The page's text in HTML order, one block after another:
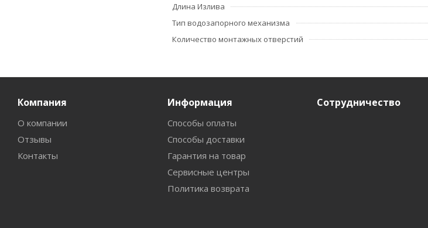
Длина Излива
Тип водозапорного механизма
Количество монтажных отверстий
Компания
О компании
Отзывы
Контакты
Информация
Способы оплаты
Способы доставки
Гарантия на товар
Сервисные центры
Политика возврата
Сотрудничество